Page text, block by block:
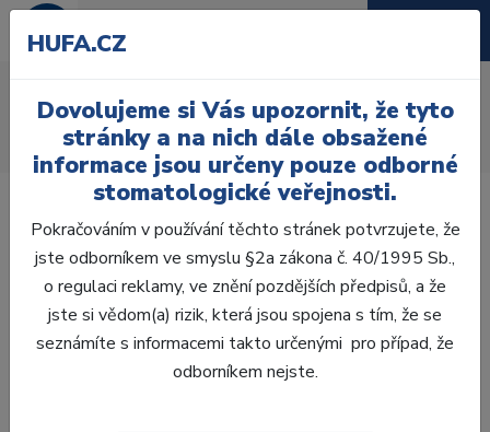
Úvod Ordinace Výplně
Podložkové materiály
Skloionomerní podložky
Laboratoř
Ordinace
HUFA.CZ
Dovolujeme si Vás upozornit, že tyto
stránky a na nich dále obsažené
informace jsou určeny pouze odborné
stomatologické veřejnosti.
Pokračováním v používání těchto stránek potvrzujete, že
jste odborníkem ve smyslu §2a zákona č. 40/1995 Sb.,
o regulaci reklamy, ve znění pozdějších předpisů, a že
jste si vědom(a) rizik, která jsou spojena s tím, že se
seznámíte s informacemi takto určenými pro případ, že
odborníkem nejste.